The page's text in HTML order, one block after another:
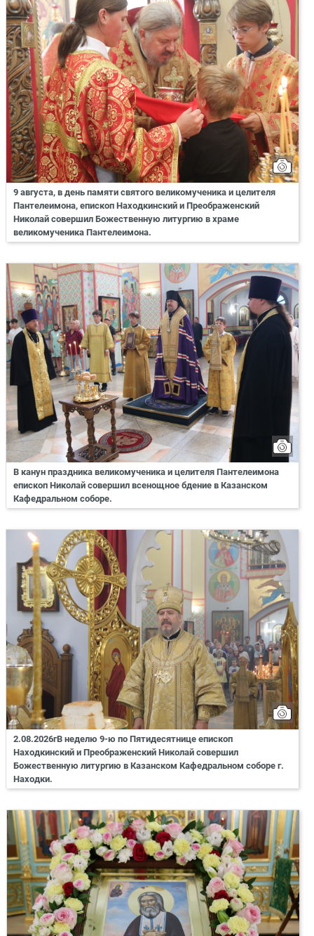
9 августа, в день памяти святого великомученика и целителя
Пантелеимона, епископ Находкинский и Преображенский
Николай совершил Божественную литургию в храме
великомученика Пантелеимона.
В канун праздника великомученика и целителя Пантелеимона
епископ Николай совершил всенощное бдение в Казанском
Кафедральном соборе.
2.08.2026гВ неделю 9-ю по Пятидесятнице епископ
Находкинский и Преображенский Николай совершил
Божественную литургию в Казанском Кафедральном соборе г.
Находки.